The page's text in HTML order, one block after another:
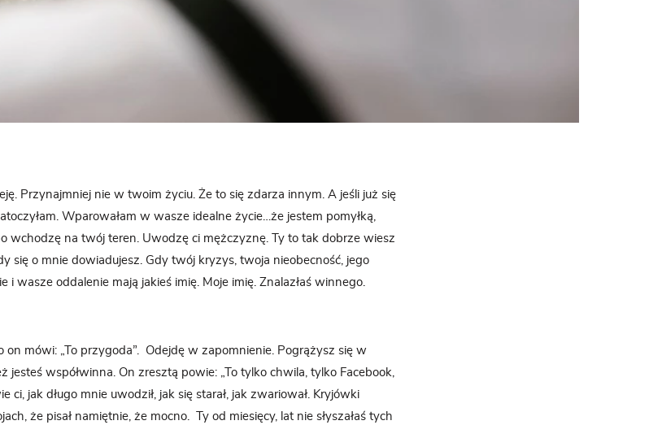
Przynajmniej nie w twoim życiu. Że to się zdarza innym. A jeśli już się
Wparowałam w wasze idealne życie…że jestem pomyłką,
wchodzę na twój teren. Uwodzę ci mężczyznę. Ty to tak dobrze wiesz
się o mnie dowiadujesz. Gdy twój kryzys, twoja nieobecność, jego
i wasze oddalenie mają jakieś imię. Moje imię. Znalazłaś winnego.
mówi: „To przygoda”.
Odejdę w zapomnienie. Pogrążysz się w
jesteś współwinna. On zresztą powie: „To tylko chwila, tylko Facebook,
ci, jak długo mnie uwodził, jak się starał, jak zwariował. Kryjówki
że pisał namiętnie, że mocno.
Ty od miesięcy, lat nie słyszałaś tych